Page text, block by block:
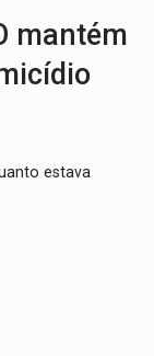
mantém
estava